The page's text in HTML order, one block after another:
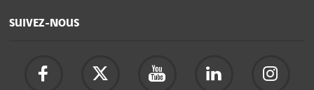
SUIVEZ-NOUS